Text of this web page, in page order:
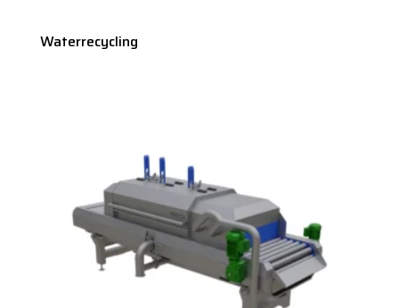
Waterrecycling